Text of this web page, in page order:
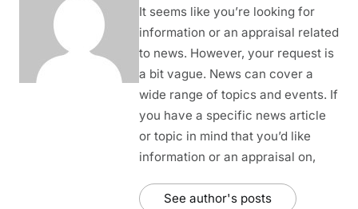
It seems like you’re looking for
information or an appraisal related
to news. However, your request is
a bit vague. News can cover a
wide range of topics and events. If
you have a specific news article
or topic in mind that you’d like
information or an appraisal on,
See author's posts